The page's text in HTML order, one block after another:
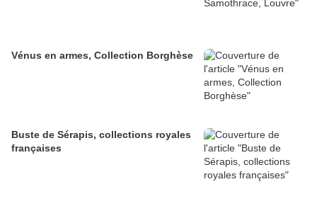
Vénus en armes, Collection Borghèse
Buste de Sérapis, collections royales
françaises